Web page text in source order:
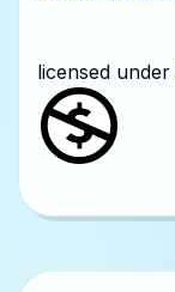
licensed under